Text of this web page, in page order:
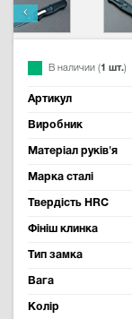
В наличии (1 шт.)
Артикул
Виробник
Матеріал руків'я
Марка сталі
Твердість HRC
Фініш клинка
Тип замка
Вага
Колір